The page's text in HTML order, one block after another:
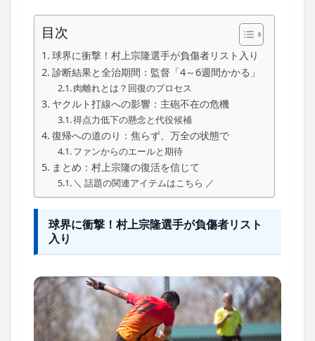
目次
球界に衝撃！村上宗隆選手が負傷者リスト入り
診断結果と全治期間：監督「4～6週間かかる」
肉離れとは？回復のプロセス
ヤクルト打線への影響：主砲不在の危機
得点力低下の懸念と代役候補
復帰への道のり：焦らず、万全の状態で
ファンからのエールと期待
まとめ：村上宗隆の復活を信じて
＼ 話題の関連アイテムはこちら ／
球界に衝撃！村上宗隆選手が負傷者リスト
入り